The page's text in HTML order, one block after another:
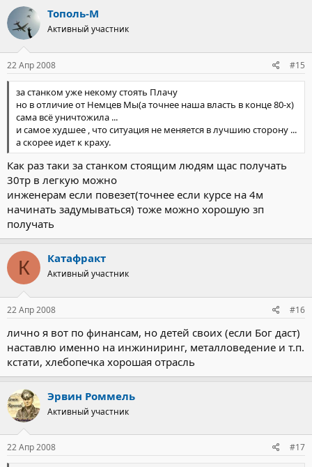
Тополь-М
Активный участник
22 Апр 2008 #15
за станком уже некому стоять Плачу
но в отличие от Немцев Мы(а точнее наша власть в конце 80-х)
сама всё уничтожила ...
и самое худшее , что ситуация не меняется в лучшию сторону ...
а скорее идет к краху.
Как раз таки за станком стоящим людям щас получать
30тр в легкую можно
инженерам если повезет(точнее если курсе на 4м
начинать задумываться) тоже можно хорошую зп
получать
К Катафракт
Активный участник
22 Апр 2008 #16
лично я вот по финансам, но детей своих (если Бог даст)
наставлю именно на инжиниринг, металловедение и т.п.
кстати, хлебопечка хорошая отрасль
Эрвин Роммель
Активный участник
22 Апр 2008 #17